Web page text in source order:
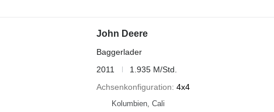
John Deere
Baggerlader
2011
1.935 M/Std.
Achsenkonfiguration 4x4
Kolumbien, Cali